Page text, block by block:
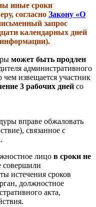
иные сроки
согласно Закону «О
запрос
календарных дней
информации).
может быть продлен
административного
чем извещается участник
3 рабочих дней со
вправе обжаловать
связанное с
лицо в сроки не
совершили
истечения сроков
должностное
акта,